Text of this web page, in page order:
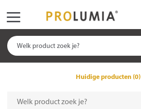
Huidige producten (0)